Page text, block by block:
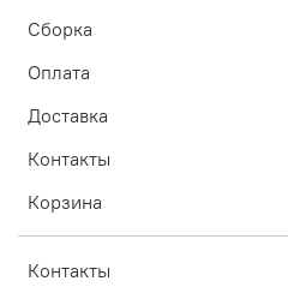
Сборка
Оплата
Доставка
Контакты
Корзина
Контакты